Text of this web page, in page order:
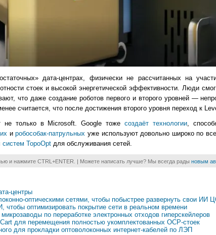
дата-центрах, физически не рассчитанных на
стоек и высокой энергетической эффективности. Люди
что даже создание роботов первого и второго уровней —
считается, что после достижения второго уровня переход к
не только в Microsoft. Google тоже создаёт технологии,
иробособак-патрульных уже используют довольно широко по
систем TopoOpt для обслуживания сетей.
и нажмите CTRL+ENTER. | Можете написать лучше? Мы всегда рады новым
центры
оптическими сетями, чтобы побыстрее развернуть свои ИИ
чтобы оптимизировать покрытие сети в реальном времени
по переработке электронных отходов гиперскейлеров
для перемещения полностью укомплектованных OCP-стоек
для прокладки оптоволоконных интернет-кабелей по ЛЭП